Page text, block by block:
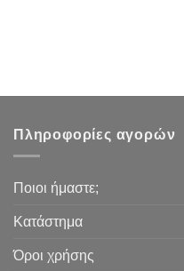
Πληροφορίες αγορών
Ποιοι ήμαστε;
Κατάστημα
Όροι χρήσης